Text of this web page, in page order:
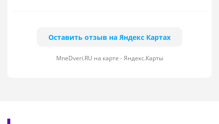
Оставить отзыв на Яндекс Картах
MneDveri.RU на карте - Яндекс.Карты